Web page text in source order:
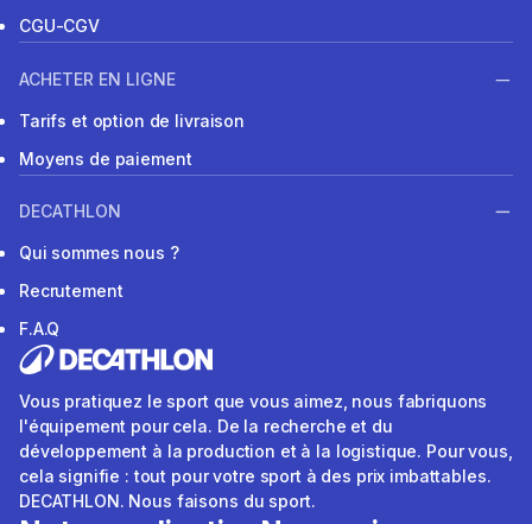
CGU-CGV
ACHETER EN LIGNE
Tarifs et option de livraison
Moyens de paiement
DECATHLON
Qui sommes nous ?
Recrutement
F.A.Q
Vous pratiquez le sport que vous aimez, nous fabriquons
l'équipement pour cela. De la recherche et du
développement à la production et à la logistique. Pour vous,
cela signifie : tout pour votre sport à des prix imbattables.
DECATHLON. Nous faisons du sport.